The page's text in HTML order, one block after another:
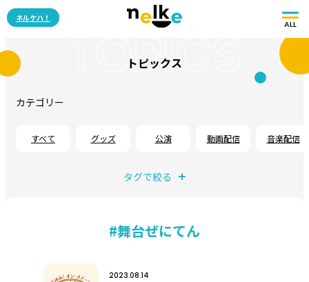
ネルケハ！
ALL
TOPICS
トピックス
カテゴリー
すべて グッズ 公演 動画配信 音楽配信
タグで絞る
#舞台ぜにてん
2023.08.14